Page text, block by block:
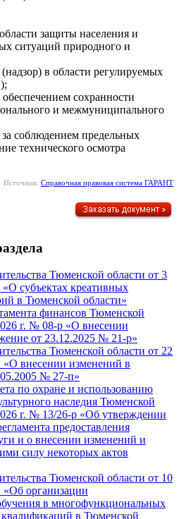
защиты населения и
ситуаций природного и
в области регулируемых
сохранности
и межмуниципального
соблюдением предельных
технического осмотра
Источник: Справочная правовая система ГАРАНТ
Тюменской области от 3
субъектах креативных
в Тюменской области»
финансов Тюменской
г. № 08-р «О внесении
от 23.12.2025 № 21-р»
Тюменской области от 22
внесении изменений в
№ 27-п»
по охране и использованию
наследия Тюменской
г. № 13/26-р «Об утверждении
предоставления
и о внесении изменений и
силу некоторых актов
Тюменской области от 10
организации
в многофункциональных
в Тюменской